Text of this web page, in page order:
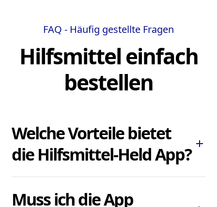
FAQ - Häufig gestellte Fragen
Hilfsmittel einfach
bestellen
Welche Vorteile bietet
die Hilfsmittel-Held App? add
Ihnen, dringend benötigte Pflegehilfsmittel
Muss ich die App